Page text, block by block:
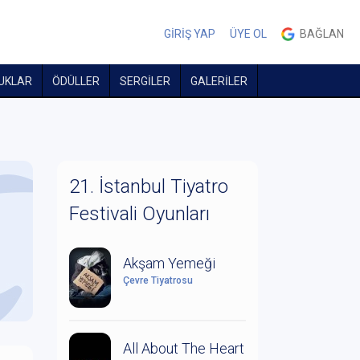
GİRİŞ YAP ÜYE OL BAĞLAN
ÖDÜLLER SERGİLER GALERİLER
21. İstanbul Tiyatro
Festivali Oyunları
Akşam Yemeği
Çevre Tiyatrosu
All About The Heart